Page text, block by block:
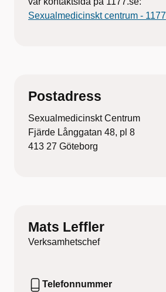
Sexualmedicinskt centrum - 1177
Postadress
Sexualmedicinskt Centrum
Fjärde Långgatan 48, pl 8
413 27 Göteborg
Mats Leffler
Verksamhetschef
Telefonnummer